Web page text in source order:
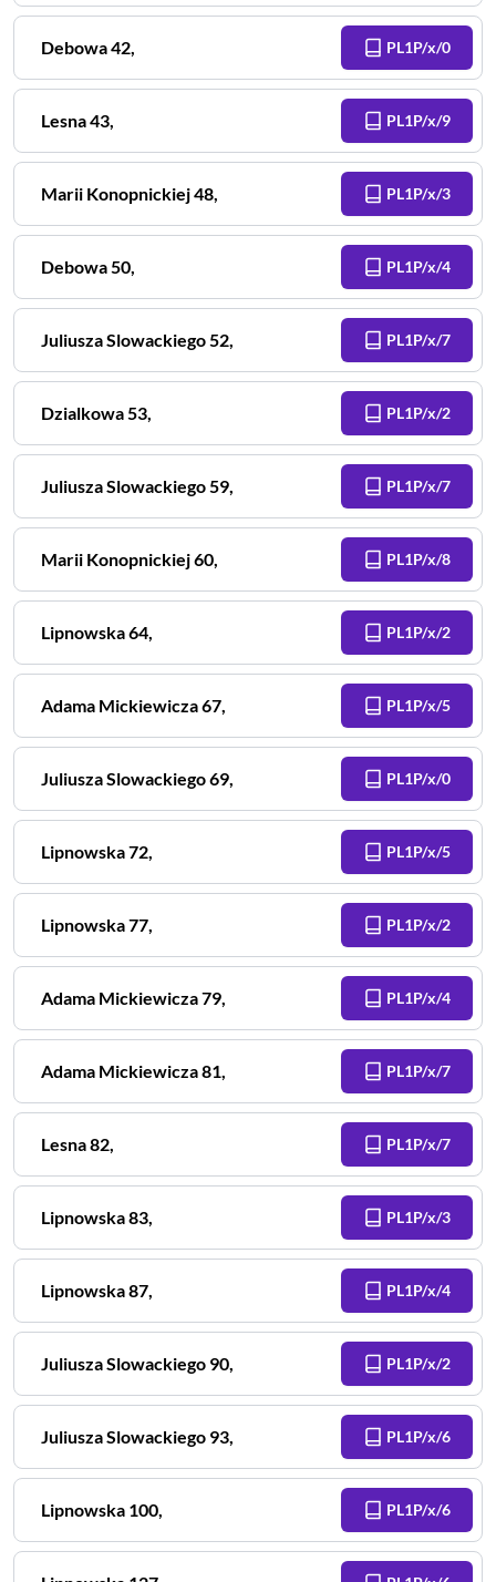
Debowa42, PL1P/x/0
Lesna43, PL1P/x/9
Marii Konopnickiej48, PL1P/x/3
Debowa50, PL1P/x/4
Juliusza Slowackiego52, PL1P/x/7
Dzialkowa53, PL1P/x/2
Juliusza Slowackiego59, PL1P/x/7
Marii Konopnickiej60, PL1P/x/8
Lipnowska64, PL1P/x/2
Adama Mickiewicza67, PL1P/x/5
Juliusza Slowackiego69, PL1P/x/0
Lipnowska72, PL1P/x/5
Lipnowska77, PL1P/x/2
Adama Mickiewicza79, PL1P/x/4
Adama Mickiewicza81, PL1P/x/7
Lesna82, PL1P/x/7
Lipnowska83, PL1P/x/3
Lipnowska87, PL1P/x/4
Juliusza Slowackiego 90, PL1P/x/2
Juliusza Slowackiego 93, PL1P/x/6
Lipnowska 100, PL1P/x/6